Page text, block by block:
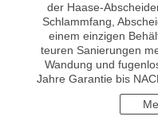
der Haase-
Schlammfang,
einem einzigen
teuren Sanierungen
Wandung und
Jahre Garantie bis